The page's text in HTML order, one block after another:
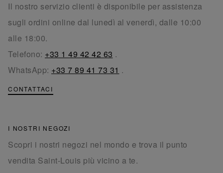
Il nostro servizio clienti è disponibile per assistenza
sugli ordini online dal lunedì al venerdì, dalle 10:00
alle 18:00.
Telefono: +33 1 49 42 42 63 .
WhatsApp: +33 7 89 41 73 31 .
CONTATTACI
I NOSTRI NEGOZI
Scopri i nostri negozi nel mondo e trova il punto
vendita Saint-Louis più vicino a te.